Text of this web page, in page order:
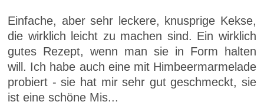
Einfache, aber sehr leckere, knusprige Kekse,
die wirklich leicht zu machen sind. Ein wirklich
gutes Rezept, wenn man sie in Form halten
will. Ich habe auch eine mit Himbeermarmelade
probiert - sie hat mir sehr gut geschmeckt, sie
ist eine schöne Mis...